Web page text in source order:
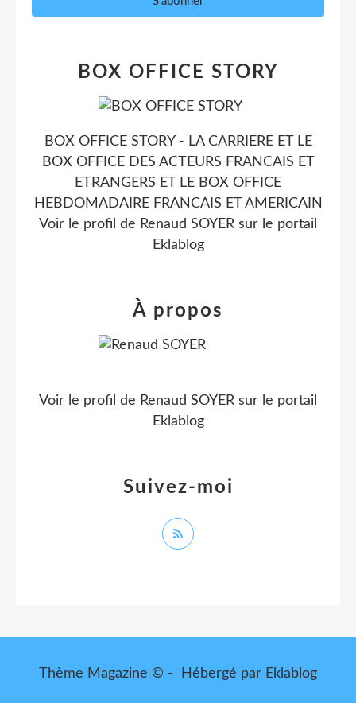
BOX OFFICE STORY
BOX OFFICE STORY - LA CARRIERE ET LE
BOX OFFICE DES ACTEURS FRANCAIS ET
ETRANGERS ET LE BOX OFFICE
HEBDOMADAIRE FRANCAIS ET AMERICAIN
Voir le profil de Renaud SOYER sur le portail
Eklablog
Suivez-moi
À propos
Voir le profil de Renaud SOYER sur le portail
Eklablog
Thème Magazine © - Hébergé par Eklablog